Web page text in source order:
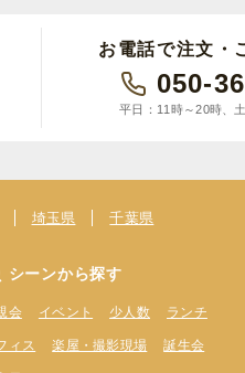
お電話で注文・
050-
平日：11時～20時、
埼玉県 千葉県
シーンから探す
会 イベント 少人数 ランチ
ィス 楽屋・撮影現場 誕生会